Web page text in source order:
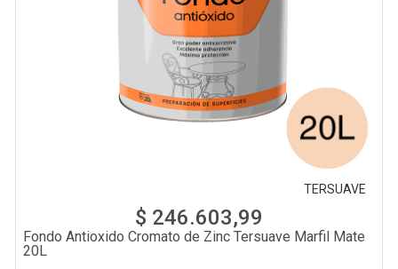
TERSUAVE
$ 246.603,99
Fondo Antioxido Cromato de Zinc Tersuave Marfil Mate
20L